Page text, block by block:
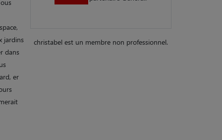
jardins
dans
er
christabel est un membre non professionnel.